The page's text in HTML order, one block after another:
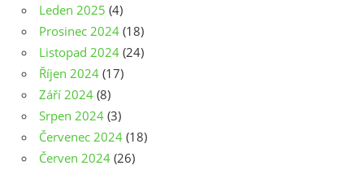
Leden 2025 (4)
Prosinec 2024 (18)
Listopad 2024 (24)
Říjen 2024 (17)
Září 2024 (8)
Srpen 2024 (3)
Červenec 2024 (18)
Červen 2024 (26)